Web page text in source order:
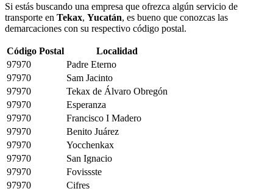
Si estás buscando una empresa que ofrezca algún servicio de
transporte en Tekax, Yucatán, es bueno que conozcas las
demarcaciones con su respectivo código postal.
Código Postal
Localidad
97970
Padre Eterno
97970
Sam Jacinto
97970
Tekax de Álvaro Obregón
97970
Esperanza
97970
Francisco I Madero
97970
Benito Juárez
97970
Yocchenkax
97970
San Ignacio
97970
Fovissste
97970
Cifres